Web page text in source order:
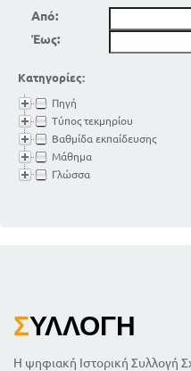
Από:
Έως:
Κατηγορίες:
Πηγή
Τύπος τεκμηρίου
Βαθμίδα εκπαίδευσης
Μάθημα
Γλώσσα
ΣΥΛΛΟΓΉ
Η ψηφιακή Ιστορική Συλλογή